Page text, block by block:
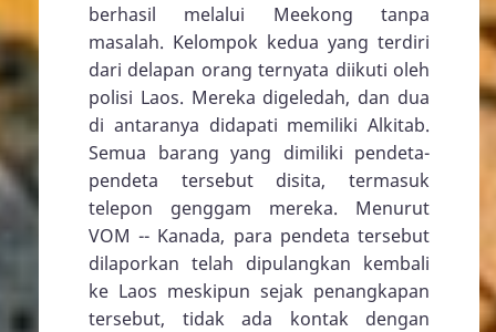
berhasil melalui Meekong tanpa
masalah. Kelompok kedua yang terdiri
dari delapan orang ternyata diikuti oleh
polisi Laos. Mereka digeledah, dan dua
di antaranya didapati memiliki Alkitab.
Semua barang yang dimiliki pendeta-
pendeta tersebut disita, termasuk
telepon genggam mereka. Menurut
VOM -- Kanada, para pendeta tersebut
dilaporkan telah dipulangkan kembali
ke Laos meskipun sejak penangkapan
tersebut, tidak ada kontak dengan